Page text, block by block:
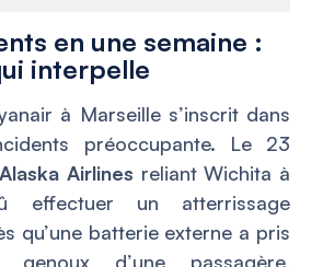
en une semaine :
interpelle
à Marseille s’inscrit dans
préoccupante. Le 23
Alaska Airlines reliant Wichita à
effectuer un atterrissage
qu’une batterie externe a pris
d’une passagère,